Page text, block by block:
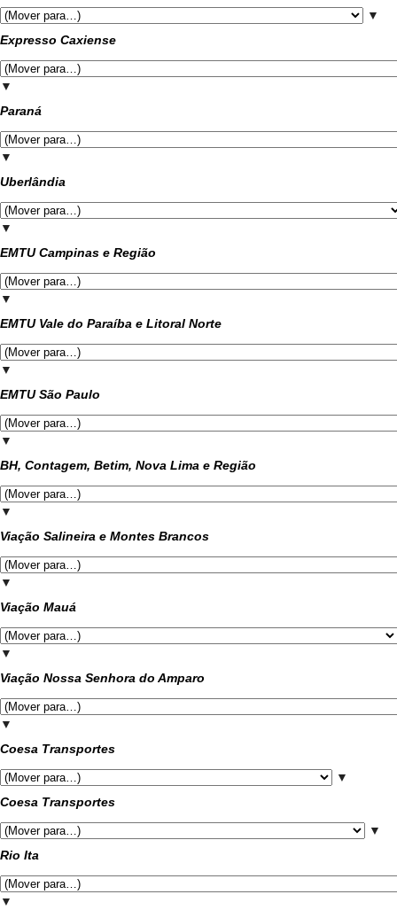
▼
Expresso Caxiense
▼
Paraná
▼
Uberlândia
▼
EMTU Campinas e Região
▼
EMTU Vale do Paraíba e Litoral Norte
▼
EMTU São Paulo
▼
BH, Contagem, Betim, Nova Lima e Região
▼
Viação Salineira e Montes Brancos
▼
Viação Mauá
▼
Viação Nossa Senhora do Amparo
▼
Coesa Transportes
▼
Coesa Transportes
▼
Rio Ita
▼